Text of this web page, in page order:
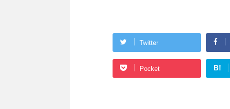
Twitter
Pocket B!